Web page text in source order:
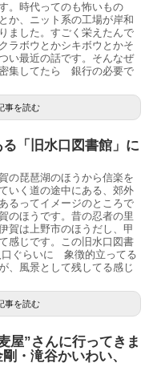
。時代ってのも怖いもの
か、ニット系の工場が岸和
ました。すごく栄えたんで
ラボウとかシキボウとかそ
い最近の話です。そんなぜ
集してたら 銀行の必要で
事を読む
「旧水口図書館」に
の琵琶湖のほうから信楽を
いく道の途中にある、郊外
るってイメージのところで
のほうです。昔の忍者の里
賀は上野市のほうだし、甲
感じです。この旧水口図書
口ぐらいに 象徴的立ってる
、風景として残してる感じ
事を読む
”さんに行ってきま
・滝谷かいわい、